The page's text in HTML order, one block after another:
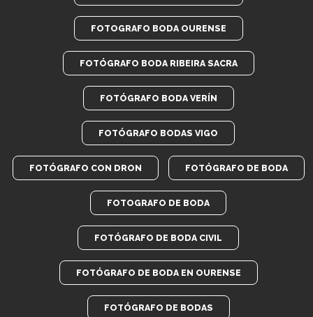
FOTOGRAFO BODA OURENSE
FOTÓGRAFO BODA RIBEIRA SACRA
FOTÓGRAFO BODA VERÍN
FOTÓGRAFO BODAS VIGO
FOTÓGRAFO CON DRON FOTÓGRAFO DE BODA
FOTOGRAFO DE BODA
FOTÓGRAFO DE BODA CIVIL
FOTÓGRAFO DE BODA EN OURENSE
FOTÓGRAFO DE BODAS